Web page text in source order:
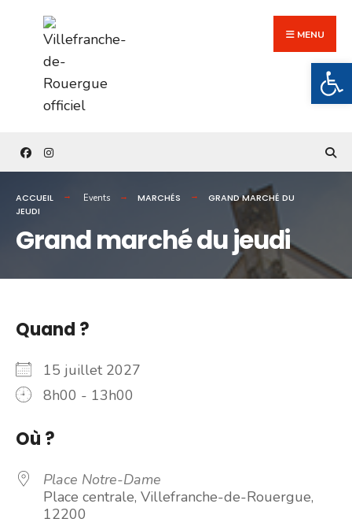
content
MENU
ACCUEIL Events MARCHÉS
GRAND MARCHÉ DU
JEUDI
Grand marché du jeudi
Quand ?
15 juillet 2027
8h00 - 13h00
Où ?
Place Notre-Dame
Place centrale, Villefranche-de-Rouergue,
12200
for: